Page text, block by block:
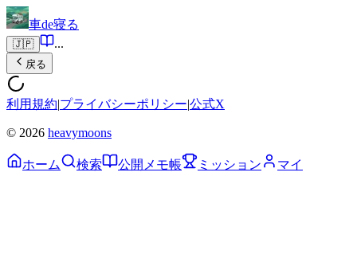
車de寝る
🇯🇵 ...
戻る
利用規約|プライバシーポリシー|公式X
© 2026 heavymoons
ホーム 検索 公開メモ帳 ミッション マイ